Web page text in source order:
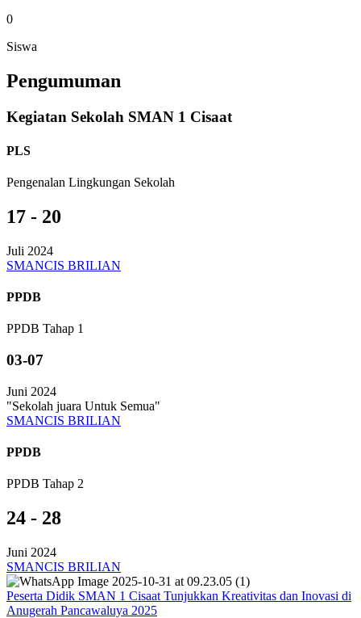
0
Siswa
Pengumuman
Kegiatan Sekolah SMAN 1 Cisaat
PLS
Pengenalan Lingkungan Sekolah
17 - 20
Juli 2024
SMANCIS BRILIAN
PPDB
PPDB Tahap 1
03-07
Juni 2024
"Sekolah juara Untuk Semua"
SMANCIS BRILIAN
PPDB
PPDB Tahap 2
24 - 28
Juni 2024
SMANCIS BRILIAN
Peserta Didik SMAN 1 Cisaat Tunjukkan Kreativitas dan Inovasi di
Anugerah Pancawaluya 2025